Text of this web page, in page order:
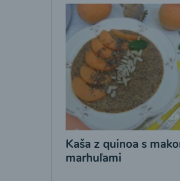
Kaša z quinoa s
marhuľami